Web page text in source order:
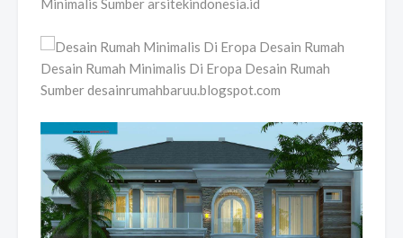
Minimalis Sumber arsitekindonesia.id
Desain Rumah Minimalis Di Eropa Desain Rumah
Sumber desainrumahbaruu.blogspot.com